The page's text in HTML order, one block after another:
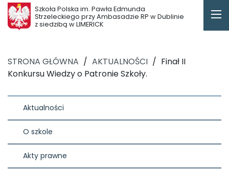
Szkoła Polska im. Pawła Edmunda
Strzeleckiego przy Ambasadzie RP w Dublinie
z siedzibą w LIMERICK
STRONA GŁÓWNA / AKTUALNOŚCI / Finał II
Konkursu Wiedzy o Patronie Szkoły.
Aktualności
O szkole
Akty prawne